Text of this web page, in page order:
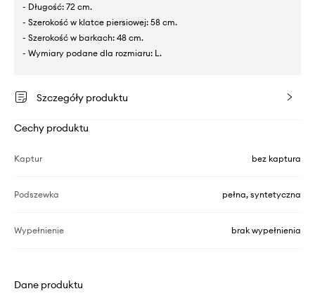
- Długość: 72 cm.
- Szerokość w klatce piersiowej: 58 cm.
- Szerokość w barkach: 48 cm.
- Wymiary podane dla rozmiaru: L.
Szczegóły produktu
Cechy produktu
Kaptur bez kaptura
Podszewka pełna, syntetyczna
Wypełnienie brak wypełnienia
Dane produktu